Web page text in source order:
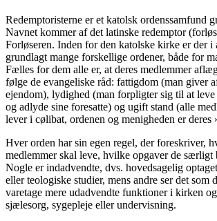
Redemptoristerne er et katolsk ordenssamfund
Navnet kommer af det latinske redemptor
Forløseren. Inden for den katolske kirke er der i
grundlagt mange forskellige ordener, både for
Fælles for dem alle er, at deres medlemmer
følge de evangeliske råd: fattigdom (man giver
ejendom), lydighed (man forpligter sig til at leve
og adlyde sine foresatte) og ugift stand (alle
lever i cølibat, ordenen og menigheden er deres
Hver orden har sin egen regel, der foreskriver,
medlemmer skal leve, hvilke opgaver de særligt
Nogle er indadvendte, dvs. hovedsagelig
eller teologiske studier, mens andre ser det som
varetage mere udadvendte funktioner i kirken
sjælesorg, sygepleje eller undervisning.